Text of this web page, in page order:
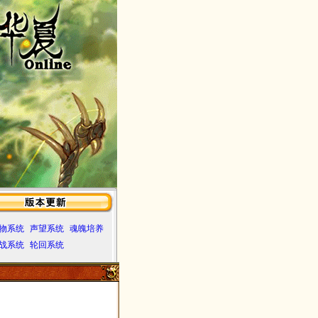
系统 声望系统
魂魄培养
系统
轮回系统